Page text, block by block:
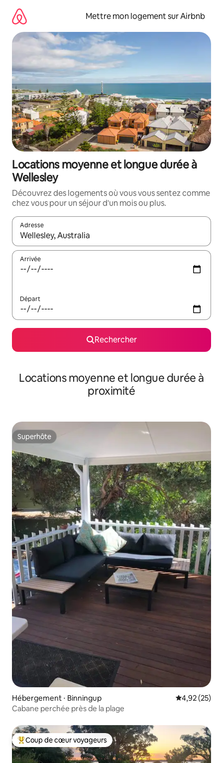
directement
contenu
Mettre mon logement sur Airbnb
Locations moyenne et longue durée à
Wellesley
Découvrez des logements où vous vous sentez comme
chez vous pour un séjour d'un mois ou plus.
Adresse
Lorsque les résultats s'affichent, utilisez les flèches vers le
Arrivée
Départ
Rechercher
Locations moyenne et longue durée à
proximité
Superhôte
Superhôte
Hébergement ⋅ Binningup Évaluation
4,92 (25)
Cabane perchée près de la plage
Coups de cœur voyageurs les plus appréciés
Coup de cœur voyageurs